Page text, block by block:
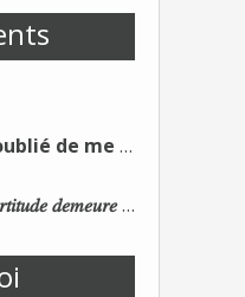
"À genoux en enfer, j'ai oublié de me taire"
𝐴𝑝𝑟𝑒̀𝑠 𝑡𝑜𝑢𝑡𝑒𝑠 𝑐𝑒𝑠 𝑎𝑛𝑛𝑒́𝑒𝑠, 𝑢𝑛𝑒 𝑐𝑒𝑟𝑡𝑖𝑡𝑢𝑑𝑒 𝑑𝑒𝑚𝑒𝑢𝑟𝑒 : 𝐿𝑒 𝑚𝑜𝑛𝑑𝑒 𝑑𝑢 𝑡𝑟𝑎𝑣𝑎𝑖𝑙 𝑐ℎ𝑎𝑛𝑔𝑒. 𝐿𝑒𝑠 𝑐𝑜𝑛𝑠 𝑠'𝑎𝑑𝑎𝑝𝑡𝑒𝑛𝑡 :)